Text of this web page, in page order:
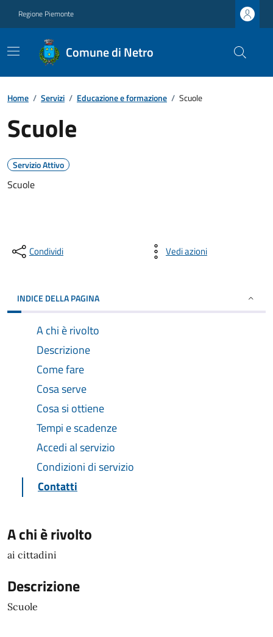
Regione Piemonte
Comune di Netro
Home / Servizi / Educazione e formazione / Scuole
Scuole
Servizio Attivo
Scuole
Condividi Vedi azioni
INDICE DELLA PAGINA
A chi è rivolto
Descrizione
Come fare
Cosa serve
Cosa si ottiene
Tempi e scadenze
Accedi al servizio
Condizioni di servizio
Contatti
A chi è rivolto
ai cittadini
Descrizione
Scuole